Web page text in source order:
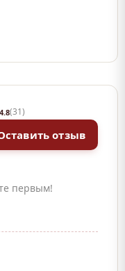
4.8(31)
отзыв
первым!